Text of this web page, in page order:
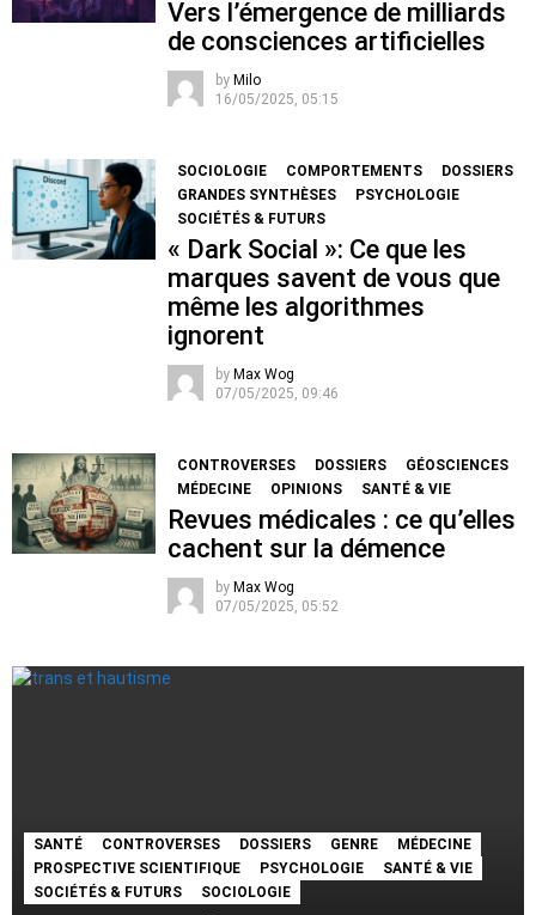
Vers l’émergence de milliards
de consciences artificielles
by Milo
16/05/2025, 05:15
SOCIOLOGIE COMPORTEMENTS
DOSSIERS
GRANDES SYNTHÈSES
PSYCHOLOGIE
SOCIÉTÉS & FUTURS
« Dark Social »: Ce que les
marques savent de vous que
même les algorithmes
ignorent
by Max Wog
07/05/2025, 09:46
CONTROVERSES DOSSIERS
GÉOSCIENCES
MÉDECINE
OPINIONS SANTÉ & VIE
Revues médicales : ce qu’elles
cachent sur la démence
by Max Wog
07/05/2025, 05:52
SANTÉ CONTROVERSES DOSSIERS GENRE
MÉDECINE
PROSPECTIVE SCIENTIFIQUE
PSYCHOLOGIE
SANTÉ & VIE
SOCIÉTÉS & FUTURS
SOCIOLOGIE